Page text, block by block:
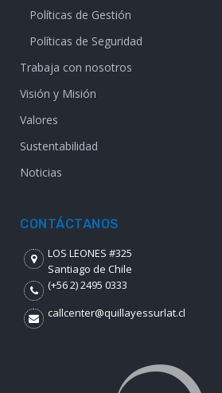
Políticas de Gestión
Políticas de Seguridad
Trabaja con nosotros
Visión y Misión
Valores
Sustentabilidad
Noticias
CONTÁCTANOS
LOS LEONES #325
Santiago de Chile
(+56 2) 2495 0333
callcenter@quillayessurlat.cl